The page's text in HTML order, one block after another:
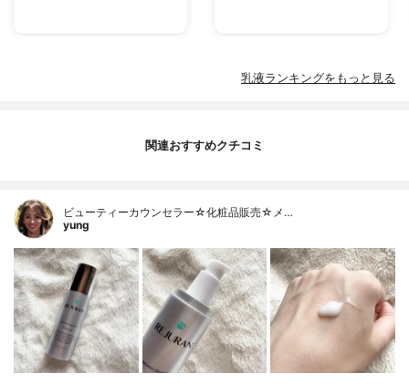
乳液ランキングをもっと見る
関連おすすめクチコミ
ビューティーカウンセラー☆化粧品販売☆メ…
yung